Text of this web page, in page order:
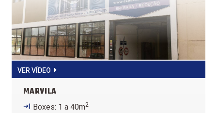
VER VÍDEO
MARVILA
Boxes: 1 a 40m2